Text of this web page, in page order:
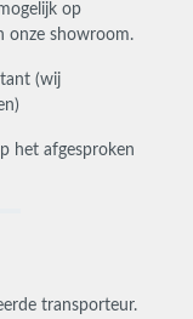
op
onze showroom.
(wij
het afgesproken
transporteur.